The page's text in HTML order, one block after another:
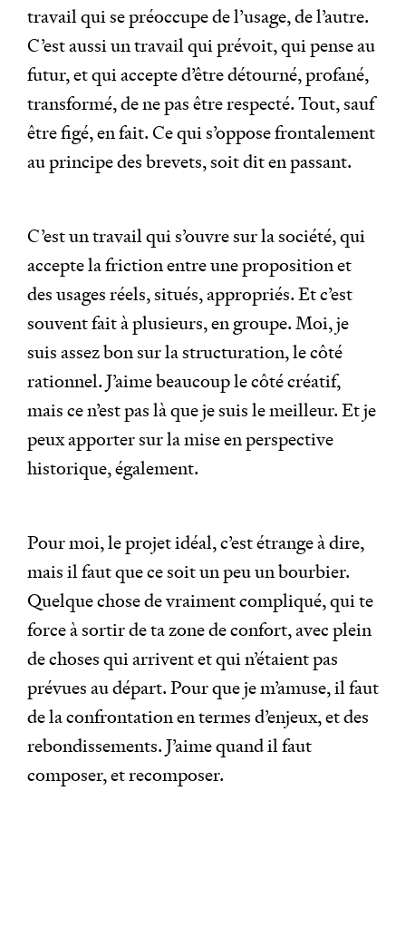
travail qui se préoccupe de l’usage, de l’autre.
C’est aussi un travail qui prévoit, qui pense au
futur, et qui accepte d’être détourné, profané,
transformé, de ne pas être respecté. Tout, sauf
être figé, en fait. Ce qui s’oppose frontalement
au principe des brevets, soit dit en passant.
C’est un travail qui s’ouvre sur la société, qui
accepte la friction entre une proposition et
des usages réels, situés, appropriés. Et c’est
souvent fait à plusieurs, en groupe. Moi, je
suis assez bon sur la structuration, le côté
rationnel. J’aime beaucoup le côté créatif,
mais ce n’est pas là que je suis le meilleur. Et je
peux apporter sur la mise en perspective
historique, également.
Pour moi, le projet idéal, c’est étrange à dire,
mais il faut que ce soit un peu un bourbier.
Quelque chose de vraiment compliqué, qui te
force à sortir de ta zone de confort, avec plein
de choses qui arrivent et qui n’étaient pas
prévues au départ. Pour que je m’amuse, il faut
de la confrontation en termes d’enjeux, et des
rebondissements. J’aime quand il faut
composer, et recomposer.